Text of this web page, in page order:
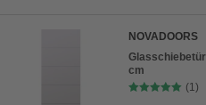
NOVADOORS
cm
(1)